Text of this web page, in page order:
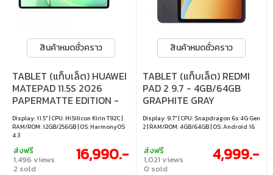
สินค้าหมดชั่วคราว
TABLET (แท็บเล็ต) HUAWEI
MATEPAD 11.5S 2026
PAPERMATTE EDITION -
12GB/256GB GREEN
Display: 11.5" | CPU: HiSilicon Kirin T92C |
RAM/ROM: 12GB/256GB | OS: HarmonyOS
4.3
ส่งฟรี
1,496 views
2 sold
16,990.-
สินค้าหมดชั่วคราว
TABLET (แท็บเล็ต) REDMI
PAD 2 9.7 - 4GB/64GB
GRAPHITE GRAY
Display: 9.7" | CPU: Snapdragon 6s 4G Gen
2 | RAM/ROM: 4GB/64GB | OS: Android 16
ส่งฟรี
1,021 views
0 sold
4,999.-